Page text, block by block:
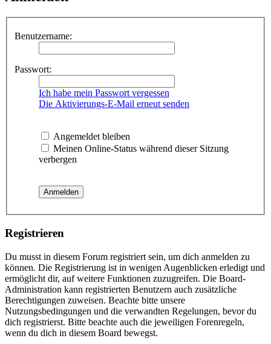
Benutzername:
Passwort:
Ich habe mein Passwort vergessen
Die Aktivierungs-E-Mail erneut senden
Angemeldet bleiben
Meinen Online-Status während dieser Sitzung
verbergen
Registrieren
Du musst in diesem Forum registriert sein, um dich anmelden zu
können. Die Registrierung ist in wenigen Augenblicken erledigt und
ermöglicht dir, auf weitere Funktionen zuzugreifen. Die Board-
Administration kann registrierten Benutzern auch zusätzliche
Berechtigungen zuweisen. Beachte bitte unsere
Nutzungsbedingungen und die verwandten Regelungen, bevor du
dich registrierst. Bitte beachte auch die jeweiligen Forenregeln,
wenn du dich in diesem Board bewegst.